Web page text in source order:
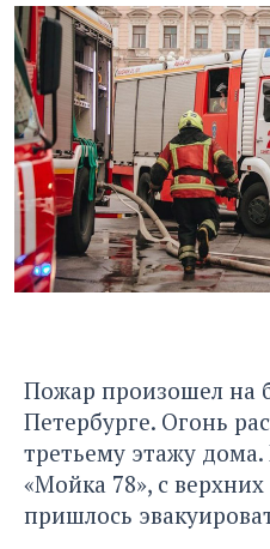
Пожар произошел на
Петербурге. Огонь
третьему этажу дома.
«Мойка 78», с
пришлось